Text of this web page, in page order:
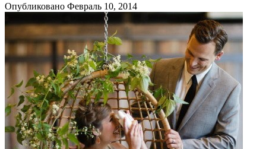
Опубликовано Февраль 10, 2014